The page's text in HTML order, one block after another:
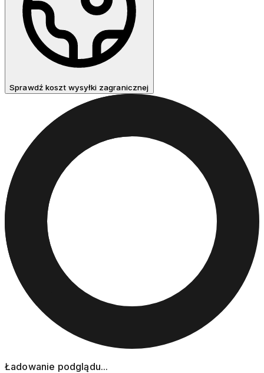
Sprawdź koszt wysyłki zagranicznej
Ładowanie podglądu...